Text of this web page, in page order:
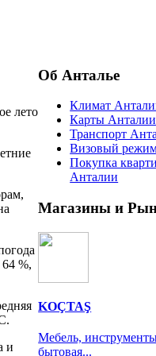
лето
%,
и
Об Анталье
Климат
Карты Анталии
Транспорт
Визовый
Покупка
Анталии
Магазины и
KOÇTAŞ
Мебель,
бытовая...